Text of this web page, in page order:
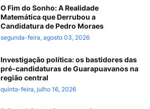
O Fim do Sonho: A Realidade
Matemática que Derrubou a
Candidatura de Pedro Moraes
segunda-feira, agosto 03, 2026
Investigação política: os bastidores das
pré-candidaturas de Guarapuavanos na
região central
quinta-feira, julho 16, 2026